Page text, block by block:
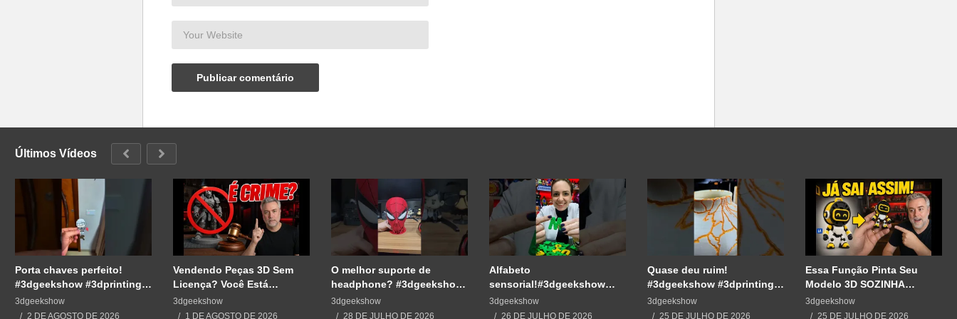
Últimos Vídeos
Porta chaves perfeito!
#3dgeekshow #3dprinting
#3dprint #impressão3d
#impresion3d
3dgeekshow
2 DE AGOSTO DE 2026
Vendendo Peças 3D Sem
Licença? Você Está
Cometendo um Erro GRAVE
3dgeekshow
1 DE AGOSTO DE 2026
O melhor suporte de
headphone? #3dgeekshow
#impressão3d #3dprinting
#3dprint #spiderman
3dgeekshow
28 DE JULHO DE 2026
Alfabeto
sensorial!#3dgeekshow
#3dprinting #3dprint
#impressão3d #educação
3dgeekshow
26 DE JULHO DE 2026
Quase deu ruim!
#3dgeekshow #3dprinting
#3dprint #impressão3d
#decoration #maker
3dgeekshow
25 DE JULHO DE 2026
Essa Função Pinta Seu
Modelo 3D SOZINHA
(Adeus Fatiador)
3dgeekshow
25 DE JULHO DE 2026